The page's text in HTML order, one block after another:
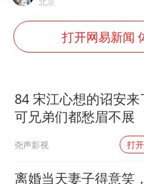
胡彦斌
夯实基
打开网易新闻
84 宋江心想的诏安来
可兄弟们都愁眉不展
尧声影视 打
离婚当天妻子得意笑